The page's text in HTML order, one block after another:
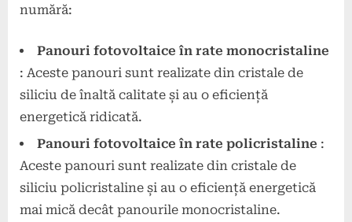
numără:
Panouri fotovoltaice în rate monocristaline
: Aceste panouri sunt realizate din cristale de
siliciu de înaltă calitate și au o eficiență
energetică ridicată.
Panouri fotovoltaice în rate policristaline :
Aceste panouri sunt realizate din cristale de
siliciu policristaline și au o eficiență energetică
mai mică decât panourile monocristaline.